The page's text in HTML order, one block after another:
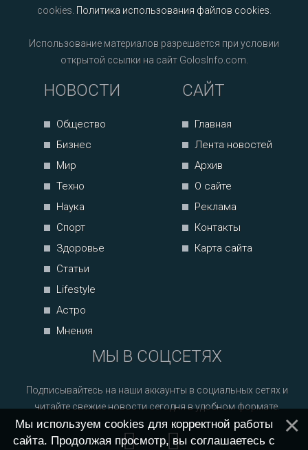
cookies. Политика использования файлов cookies
Использование материалов разрешается при условии
открытой ссылки на сайт GolosInfo.com.
НОВОСТИ
Общество
Бизнес
Мир
Техно
Наука
Спорт
Здоровье
Статьи
Lifestyle
Астро
Мнения
САЙТ
Главная
Лента новостей
Архив
О сайте
Реклама
Контакты
Карта сайта
МЫ В СОЦСЕТЯХ
Подписывайтесь на наши аккаунты в социальных сетях и
читайте свежие новости сегодня в удобном формате.
Мы используем cookies для корректной работы
сайта. Продолжая просмотр, вы соглашаетесь с